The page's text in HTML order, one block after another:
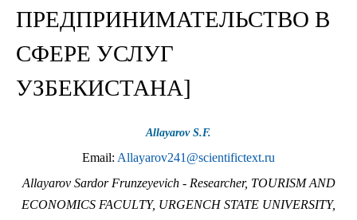
ПРЕДПРИНИМАТЕЛЬСТВО В
СФЕРЕ УСЛУГ
УЗБЕКИСТАНА]
Allayarov S.F.
Email: Allayarov241@scientifictext.ru
Allayarov Sardor Frunzeyevich - Researcher, TOURISM AND
ECONOMICS FACULTY, URGENCH STATE UNIVERSITY,